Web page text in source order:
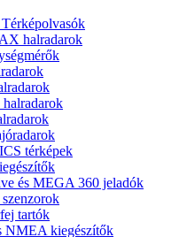
halradarok
térképek
és MEGA 360 jeladók
tartók
NMEA kiegészítők